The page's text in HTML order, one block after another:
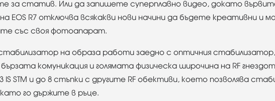
за статив. Или да запишете суперплавно видео, докато
EOS R7 отключва всякакви нови начини да бъдете креативни и
със своя фотоапарат.
на образа работи заедно с оптичния
комуникация и голямата физическа широчина на RF
IS STM и до 8 стъпки с другите RF обективи, което позволява
го държите в ръце.